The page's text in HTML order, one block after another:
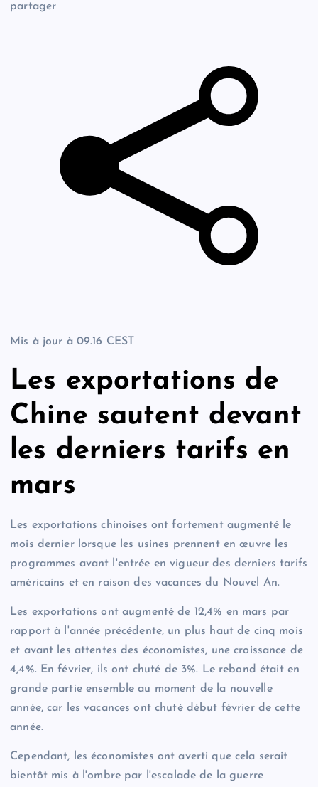
partager
Mis à jour à 09.16 CEST
Les exportations de
Chine sautent devant
les derniers tarifs en
mars
Les exportations chinoises ont fortement augmenté le
mois dernier lorsque les usines prennent en œuvre les
programmes avant l'entrée en vigueur des derniers tarifs
américains et en raison des vacances du Nouvel An.
Les exportations ont augmenté de 12,4% en mars par
rapport à l'année précédente, un plus haut de cinq mois
et avant les attentes des économistes, une croissance de
4,4%. En février, ils ont chuté de 3%. Le rebond était en
grande partie ensemble au moment de la nouvelle
année, car les vacances ont chuté début février de cette
année.
Cependant, les économistes ont averti que cela serait
bientôt mis à l'ombre par l'escalade de la guerre